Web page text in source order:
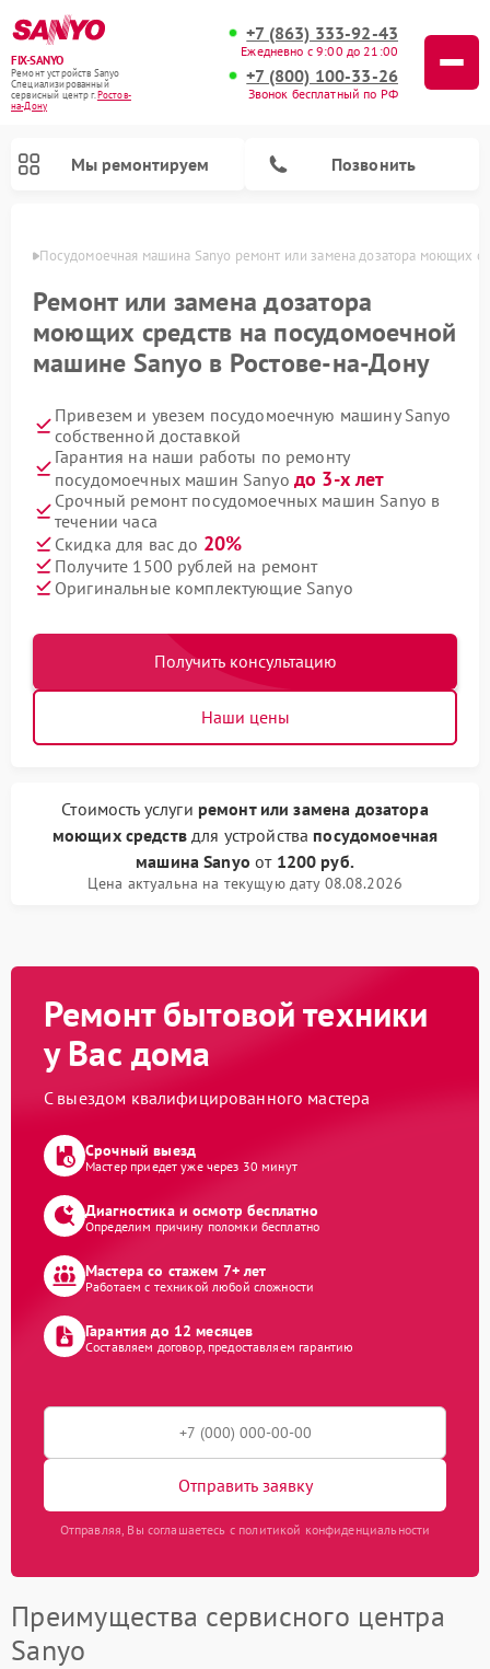
FIX-SANYO
Ремонт устройств Sanyo
Специализированный
cервисный центр г.Ростов-
на-Дону
+7 (863) 333-92-43
Ежедневно с 9:00 до 21:00
+7 (800) 100-33-26
Звонок бесплатный по РФ
Мы ремонтируем Позвонить
Посудомоечная машина Sanyo ремонт или замена дозатора моющих
Ремонт или замена дозатора
моющих средств на посудомоечной
машине Sanyo в Ростове-на-Дону
Привезем и увезем посудомоечную машину Sanyo
собственной доставкой
Гарантия на наши работы по ремонту
посудомоечных машин Sanyo до 3-х лет
Срочный ремонт посудомоечных машин Sanyo в
течении часа
Скидка для вас до 20%
Получите 1500 рублей на ремонт
Оригинальные комплектующие Sanyo
Получить консультацию
Наши цены
Стоимость услуги ремонт или замена дозатора
моющих средствдля устройства посудомоечная
машина Sanyo от 1200 руб.
Цена актуальна на текущую дату 08.08.2026
Ремонт бытовой техники
у Вас дома
С выездом квалифицированного мастера
Срочный выезд
Мастер приедет уже через 30 минут
Диагностика и осмотр бесплатно
Определим причину поломки бесплатно
Мастера со стажем 7+ лет
Работаем с техникой любой сложности
Гарантия до 12 месяцев
Составляем договор, предоставляем гарантию
Отправить заявку
Отправляя, Вы соглашаетесь с политикой конфиденциальности
Преимущества сервисного центра
Sanyo